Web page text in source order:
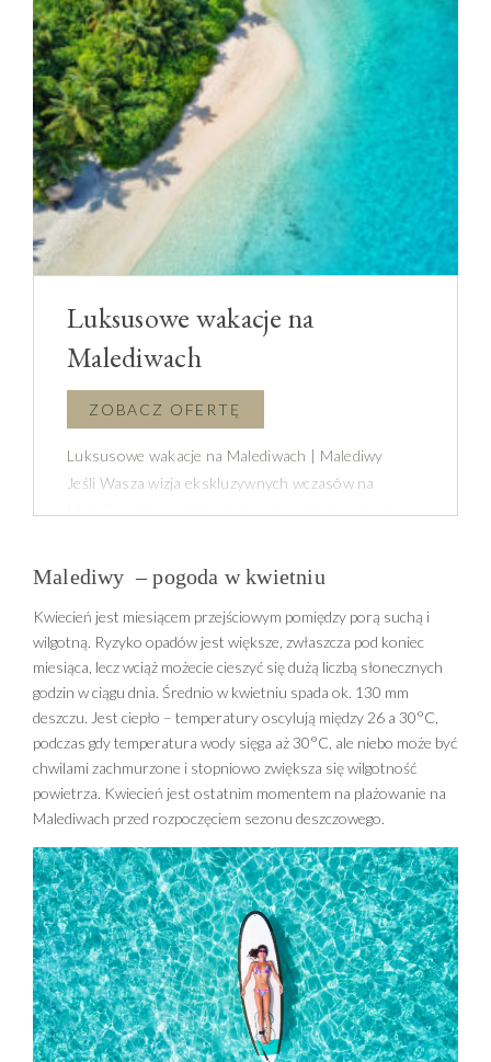
Luksusowe wakacje na
Malediwach
Luksusowe wakacje na Malediwach | Malediwy
Jeśli Wasza wizja ekskluzywnych wczasów na
tropikalne słońce, przed którego blaskiem schronić
się można pod szumiącymi łagodnie palmami,
wybierzcie się na luksusowe wakacje na
Malediwach! To jeden z najbardziej ekskluzywnych
kierunków podróży, jakie tylko można sobie
wyobrazić. Luksusowe wille zapewniają maksimum
komfortu i intymności, znakomita obsługa spełnia
wszystkie, nawet najbardziej wyszukane życzenia –
to wymarzony wręcz kierunek, by spędzić podróż
poślubną lub celebrować ważną rocznicę.
doskonały pretekst do tego, by dać się trochę
porozpieszczać i uciec od całego świata.
Malediwy – pogoda w kwietniu
Kwiecień jest miesiącem przejściowym pomiędzy porą suchą i
wilgotną. Ryzyko opadów jest większe, zwłaszcza pod koniec
miesiąca, lecz wciąż możecie cieszyć się dużą liczbą słonecznych
godzin w ciągu dnia. Średnio w kwietniu spada ok. 130 mm
deszczu. Jest ciepło – temperatury oscylują między 26 a 30°C,
podczas gdy temperatura wody sięga aż 30°C, ale niebo może być
chwilami zachmurzone i stopniowo zwiększa się wilgotność
powietrza. Kwiecień jest ostatnim momentem na plażowanie na
Malediwach przed rozpoczęciem sezonu deszczowego.